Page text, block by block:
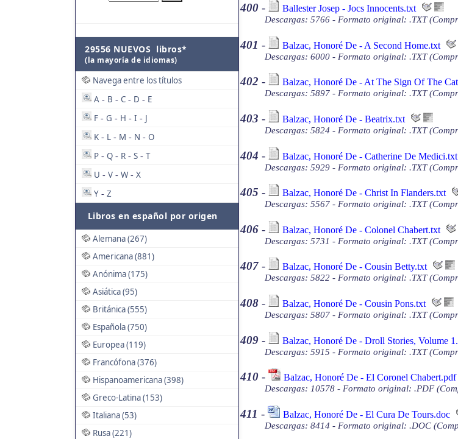
29556 NUEVOS libros*
(la mayoría de idiomas)
Navega entre los títulos
A - B - C - D - E
F - G - H - I - J
K - L - M - N - O
P - Q - R - S - T
U - V - W - X
Y - Z
Libros en español por origen
Alemana (267)
Americana (881)
Anónima (175)
Asiática (95)
Británica (555)
Española (750)
Europea (119)
Francófona (376)
Hispanoamericana (398)
Greco-Latina (153)
Italiana (53)
Rusa (221)
400 - Ballester Josep - Jocs Innocents.txt
Descargas: 5766 - Formato original: .TXT
401 - Balzac, Honoré De - A Second Home.txt
Descargas: 6000 - Formato original: .TXT
402 - Balzac, Honoré De - At The Sign Of The
Descargas: 5897 - Formato original: .TXT
403 - Balzac, Honoré De - Beatrix.txt
Descargas: 5824 - Formato original: .TXT
404 - Balzac, Honoré De - Catherine De Medici.txt
Descargas: 5929 - Formato original: .TXT
405 - Balzac, Honoré De - Christ In Flanders.txt
Descargas: 5567 - Formato original: .TXT
406 - Balzac, Honoré De - Colonel Chabert.txt
Descargas: 5731 - Formato original: .TXT
407 - Balzac, Honoré De - Cousin Betty.txt
Descargas: 5822 - Formato original: .TXT
408 - Balzac, Honoré De - Cousin Pons.txt
Descargas: 5807 - Formato original: .TXT
409 - Balzac, Honoré De - Droll Stories, Volume
Descargas: 5915 - Formato original: .TXT
410 - Balzac, Honoré De - El Coronel Chabert.pdf
Descargas: 10578 - Formato original: .PDF
411 - Balzac, Honoré De - El Cura De Tours.doc
Descargas: 8414 - Formato original: .DOC